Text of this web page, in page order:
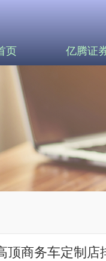
页 亿腾证
顶商务车定制